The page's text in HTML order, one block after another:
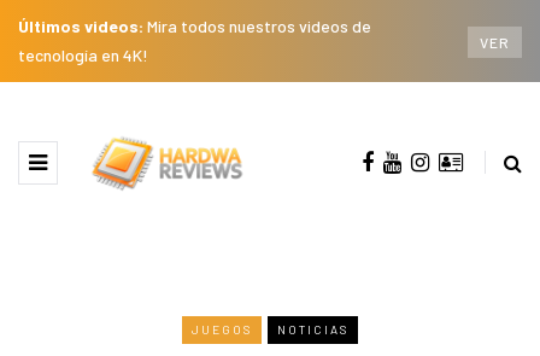
Últimos videos: Mira todos nuestros videos de
tecnología en 4K!
VER
JUEGOS NOTICIAS